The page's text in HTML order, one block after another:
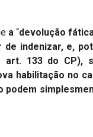
a“devolução
indenizar, e,
art. 133 do CP),
habilitação no ca
podem